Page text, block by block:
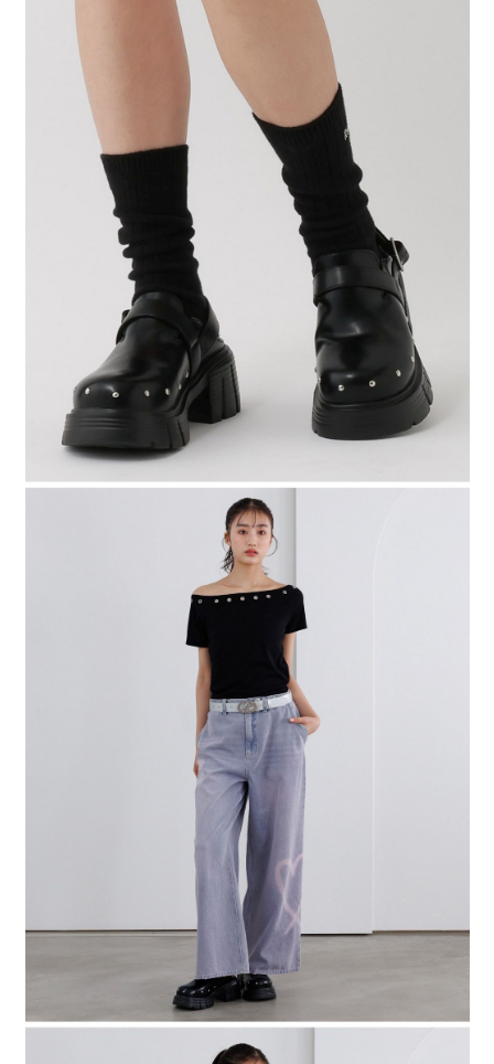
2.透過簡訊連結打開帳單後，可選擇「超商條碼／台灣大直營門市／銀行轉
帳／街口支付／iPASS MONEY」等通路繳費。
【注意事項】
1.本服務係由「台灣大哥大股份有限公司」（以下簡稱本公司）所提供，讓
用戶於交易時，得透過本服務購買商品或服務，並由商店將買賣／分期付款
買賣價金債權讓與本公司後，依約使用本公司帳單繳交帳款。
2.基於同意付款使用「大哥付你分期」之契約關係目的，商店將以您的個人
資料（包含姓名、電話或地址）提供予台灣大哥大進項蒐集、處理及利用，
由本公司與您本人進行分期帳單所需資料之確認、核對及更正。
3.完整用戶服務條款，請詳閱以下連結：
https://oppay.tw/userRule
１．於結帳方式選擇「AFTEE先享後付」後，將跳轉至「AFTEE先享後付」
結帳頁面，進行簡訊認證並確認金額後，即可完成結帳。
２．訂單成立數日內，您將收到繳費通知簡訊。
３．收到繳費通知簡訊後14天內，點擊此簡訊中的連結，可透過四大超商／
ATM／網路銀行／等多元方式進行付款，方視為交易完成。
※ 請注意：結帳手續完成當下不需立刻繳費，但若您需要取消訂單，請聯絡
購買商品的店家。未經商家同意取消之訂單仍視為有效，需透過AFTEE先享
後付繳納相關費用。
※ 交易是否成功請以「AFTEE先享後付 」之結帳頁面顯示為準，若有關於
是否繳費成功／繳費後需取消欲退款等相關疑問，請聯繫「AFTEE先享後付
客戶支援中心」
https://netprotections.freshdesk.com/support/home
１．透過由恩沛科技股份有限公司提供之「AFTEE先享後付」服務完成之交
易，需依本服務之必要範圍內提供個人資料，並將交易相關給付款項請求債
權轉讓予恩沛科技股份有限公司。
２．關於個人資料處理事宜，請瀏覽以下網址：
https://aftee.tw/terms/#terms3
３．未成年的使用者請事先徵得法定代理人或監護人之同意方可使用
「AFTEE先享後付」，若未經同意申辦者引起之損失，本公司不負相關責
４．使用「AFTEE先享後付」時，將依據個別帳號之用戶狀況，依本公司即
時審查核予不同之上限額度；若仍有額度不足之情形，本公司將視審查結果
請求用戶進行身份認證。
５．嚴禁一人註冊多個帳號或使用他人資訊註冊。若發現惡意使用之情形，
恩沛科技股份有限公司將有權停止該用戶之使用額度並採取法律行動。
每筆NT$80，滿NT$888(含以上)免運費
7-11 取貨付款
每筆NT$80，滿NT$1,500(含以上)免運費
付款後 7-11取貨
每筆NT$80，滿NT$1,500(含以上)免運費
每筆NT$80，滿NT$1,500(含以上)免運費